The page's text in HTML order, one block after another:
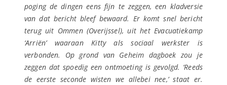
poging de dingen eens fijn te zeggen, een kladversie
van dat bericht bleef bewaard. Er komt snel bericht
terug uit Ommen (Overijssel), uit het Evacuatiekamp
‘Arriën’ waaraan Kitty als sociaal werkster is
verbonden. Op grond van Geheim dagboek zou je
zeggen dat spoedig een ontmoeting is gevolgd. ‘Reeds
de eerste seconde wisten we allebei nee,’ staat er.